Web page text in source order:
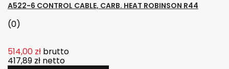
A522-6 CONTROL CABLE, CARB. HEAT ROBINSON R44
(0)
514,00 zł brutto
417,89 zł netto